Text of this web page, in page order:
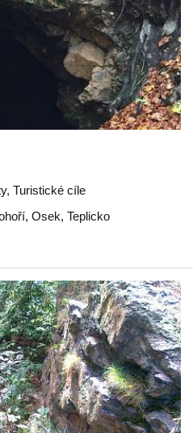
Turistické cíle
, Osek, Teplicko